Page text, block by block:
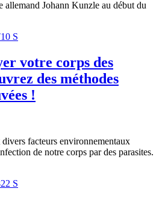
allemand Johann Kunzle au début du
votre corps des
des méthodes
!
facteurs environnementaux
de notre corps par des parasites.